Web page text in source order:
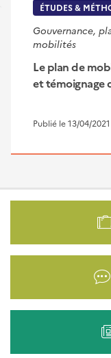
ÉTUDES &
Gouvernance,
mobilités
Le plan de
et témoignage
Publié le 13/04/2021
Pied
-